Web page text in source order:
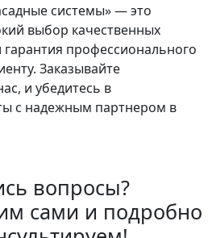
системы» — это
выбор качественных
профессионального
Заказывайте
и убедитесь в
с надежным партнером в
вопросы?
сами и подробно